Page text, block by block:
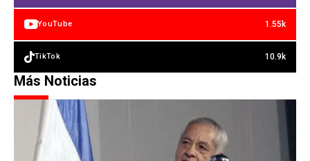
YouTube 1.55k
TikTok 10.9k
Más Noticias